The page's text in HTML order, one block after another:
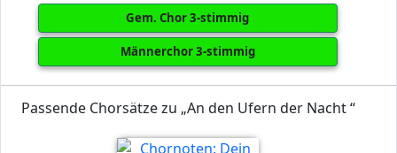
Gem. Chor 3-stimmig
Männerchor 3-stimmig
Passende Chorsätze zu „An den Ufern der Nacht “